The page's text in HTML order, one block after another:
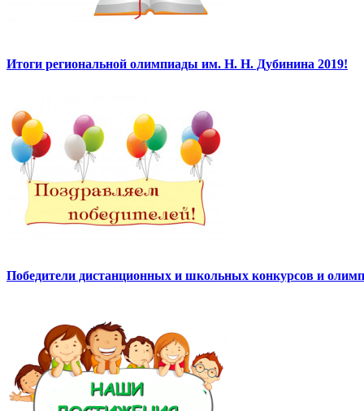
Итоги региональной олимпиады им. Н. Н. Дубинина 2019!
Победители дистанционных и школьных конкурсов и